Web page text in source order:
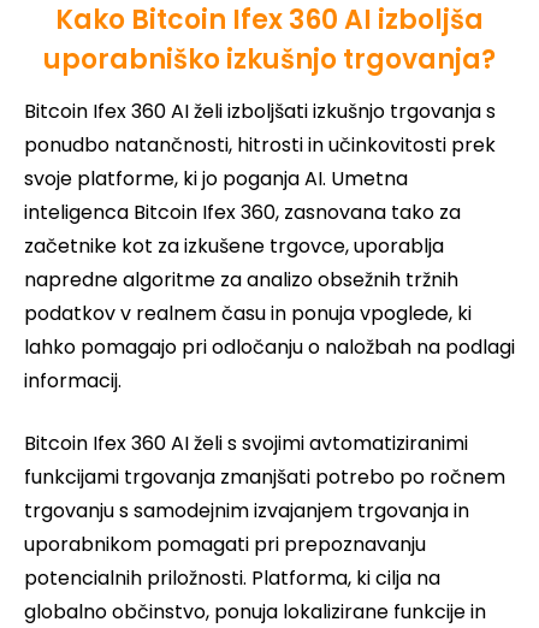
Kako Bitcoin Ifex 360 AI izboljša
uporabniško izkušnjo trgovanja?
Bitcoin Ifex 360 AI želi izboljšati izkušnjo trgovanja s
ponudbo natančnosti, hitrosti in učinkovitosti prek
svoje platforme, ki jo poganja AI. Umetna
inteligenca Bitcoin Ifex 360, zasnovana tako za
začetnike kot za izkušene trgovce, uporablja
napredne algoritme za analizo obsežnih tržnih
podatkov v realnem času in ponuja vpoglede, ki
lahko pomagajo pri odločanju o naložbah na podlagi
informacij.
Bitcoin Ifex 360 AI želi s svojimi avtomatiziranimi
funkcijami trgovanja zmanjšati potrebo po ročnem
trgovanju s samodejnim izvajanjem trgovanja in
uporabnikom pomagati pri prepoznavanju
potencialnih priložnosti. Platforma, ki cilja na
globalno občinstvo, ponuja lokalizirane funkcije in